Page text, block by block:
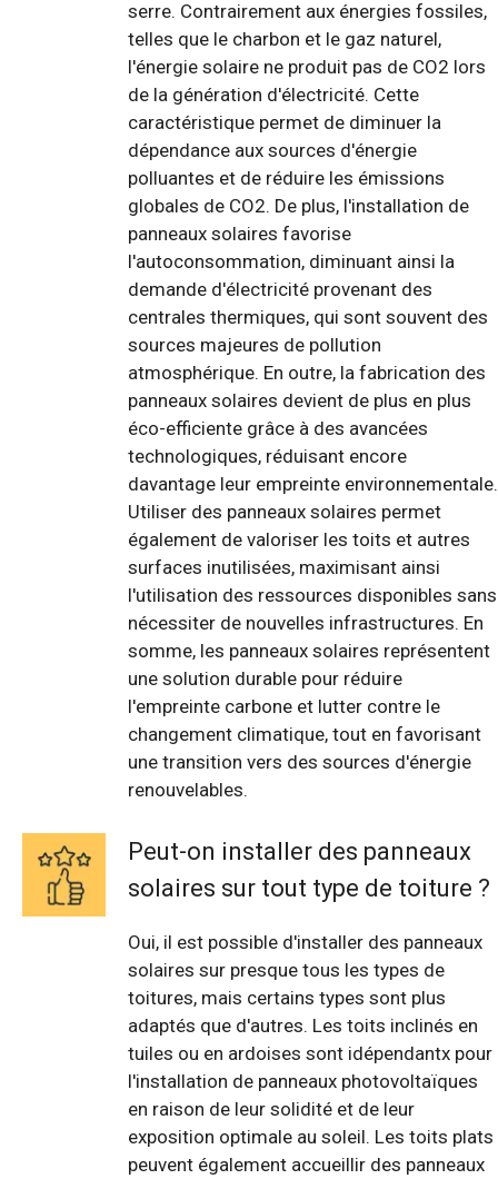
serre. Contrairement aux énergies fossiles,
telles que le charbon et le gaz naturel,
l'énergie solaire ne produit pas de CO2 lors
de la génération d'électricité. Cette
caractéristique permet de diminuer la
dépendance aux sources d'énergie
polluantes et de réduire les émissions
globales de CO2. De plus, l'installation de
panneaux solaires favorise
l'autoconsommation, diminuant ainsi la
demande d'électricité provenant des
centrales thermiques, qui sont souvent des
sources majeures de pollution
atmosphérique. En outre, la fabrication des
panneaux solaires devient de plus en plus
éco-efficiente grâce à des avancées
technologiques, réduisant encore
davantage leur empreinte environnementale.
Utiliser des panneaux solaires permet
également de valoriser les toits et autres
surfaces inutilisées, maximisant ainsi
l'utilisation des ressources disponibles sans
nécessiter de nouvelles infrastructures. En
somme, les panneaux solaires représentent
une solution durable pour réduire
l'empreinte carbone et lutter contre le
changement climatique, tout en favorisant
une transition vers des sources d'énergie
renouvelables.
Peut-on installer des panneaux
solaires sur tout type de toiture ?
Oui, il est possible d'installer des panneaux
solaires sur presque tous les types de
toitures, mais certains types sont plus
adaptés que d'autres. Les toits inclinés en
tuiles ou en ardoises sont idépendantx pour
l'installation de panneaux photovoltaïques
en raison de leur solidité et de leur
exposition optimale au soleil. Les toits plats
peuvent également accueillir des panneaux